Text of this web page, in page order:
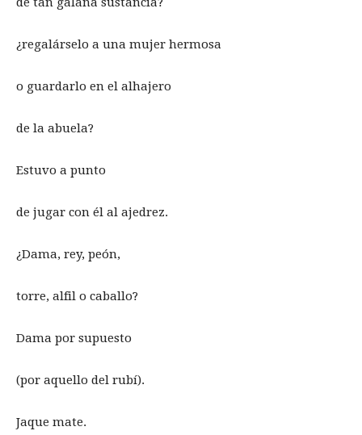
¿regalárselo a una mujer hermosa
o guardarlo en el alhajero
de la abuela?
Estuvo a punto
de jugar con él al ajedrez.
¿Dama, rey, peón,
torre, alfil o caballo?
Dama por supuesto
(por aquello del rubí).
Jaque mate.